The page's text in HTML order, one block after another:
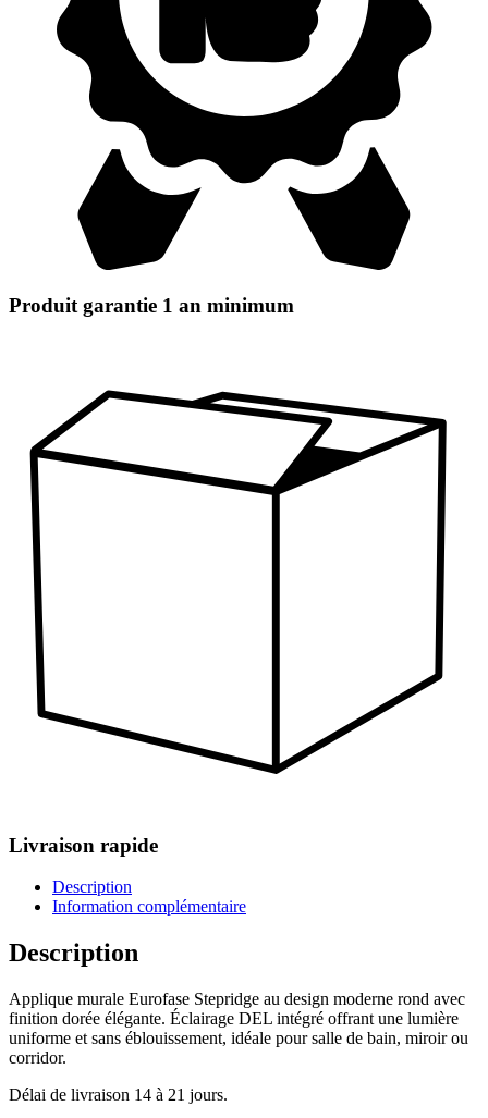
Produit garantie 1 an minimum
Livraison rapide
Description
Information complémentaire
Description
Applique murale Eurofase Stepridge au design moderne rond avec
finition dorée élégante. Éclairage DEL intégré offrant une lumière
uniforme et sans éblouissement, idéale pour salle de bain, miroir ou
corridor.
Délai de livraison 14 à 21 jours.